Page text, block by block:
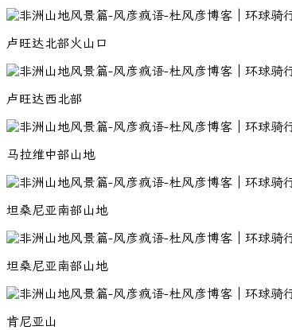
卢旺达北部火山口
卢旺达西北部
马拉维中部山地
坦桑尼亚南部山地
坦桑尼亚南部山地
肯尼亚山